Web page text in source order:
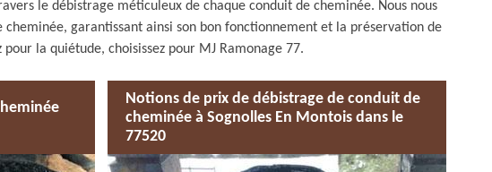
le débistrage méticuleux de chaque conduit de cheminée. Nous nous
garantissant ainsi son bon fonctionnement et la préservation de
la quiétude, choisissez pour MJ Ramonage 77.
Notions de prix de débistrage de conduit de
cheminée à Sognolles En Montois dans le
77520